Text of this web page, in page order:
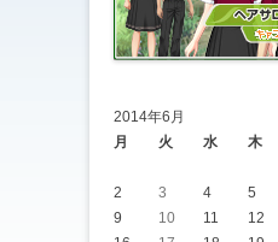
2014年6月
月
火 水 木
2
3 4 5
9
10 11 12